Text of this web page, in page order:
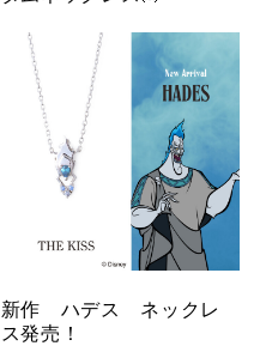
新作 ハデス ネックレ
ス発売！